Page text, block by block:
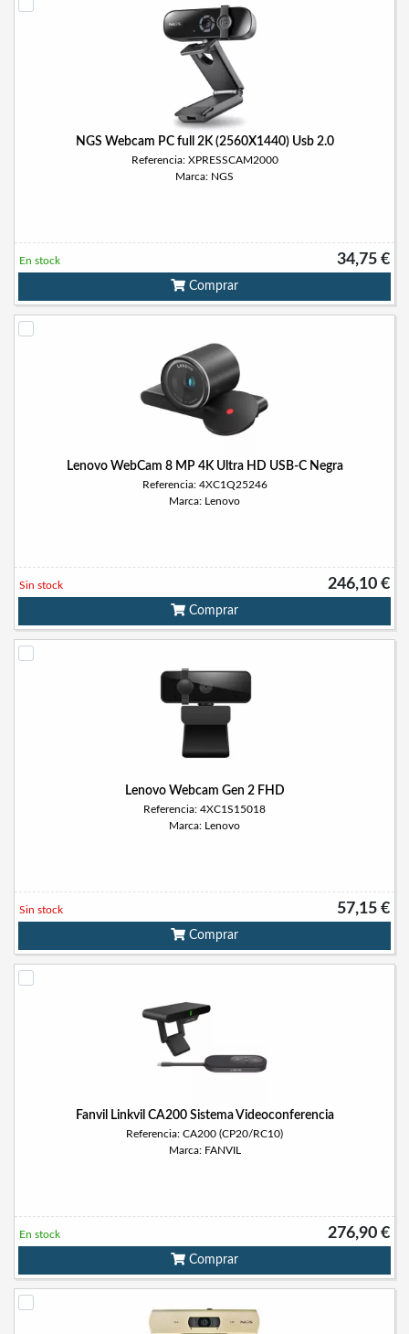
NGS Webcam PC full 2K (2560X1440) Usb 2.0
Referencia: XPRESSCAM2000
Marca: NGS
34,75 €
En stock
Comprar
Lenovo WebCam 8 MP 4K Ultra HD USB-C Negra
Referencia: 4XC1Q25246
Marca: Lenovo
246,10 €
Sin stock
Comprar
Lenovo Webcam Gen 2 FHD
Referencia: 4XC1S15018
Marca: Lenovo
57,15 €
Sin stock
Comprar
Fanvil Linkvil CA200 Sistema Videoconferencia
Referencia: CA200 (CP20/RC10)
Marca: FANVIL
276,90 €
En stock
Comprar